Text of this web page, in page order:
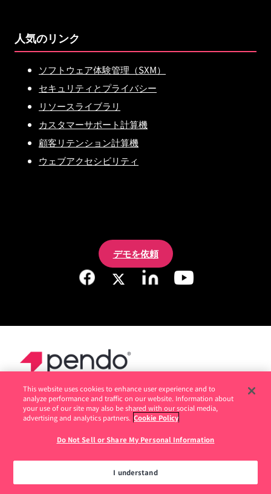
人気のリンク
ソフトウェア体験管理（SXM）
セキュリティとプライバシー
リソースライブラリ
カスタマーサポート計算機
顧客リテンション計算機
ウェブアクセシビリティ
デモを依頼
法的情報
Do Not Sell or Share My Personal Information
This website uses cookies to enhance user experience and to
analyze performance and traffic on our website. Information about
your use of our site may also be shared with our social media,
advertising and analytics partners. Cookie Policy
Do Not Sell or Share My Personal Information
I understand